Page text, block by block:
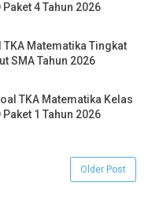
Paket 4 Tahun 2026
TKA Matematika Tingkat
SMA Tahun 2026
TKA Matematika Kelas
Paket 1 Tahun 2026
Older Post